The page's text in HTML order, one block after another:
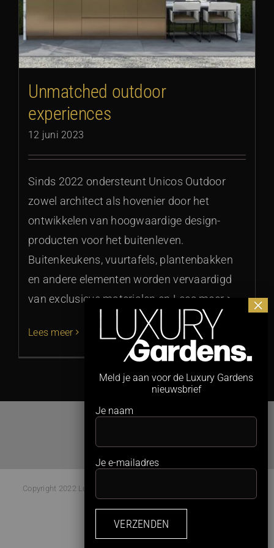
Unmatched outdoor
experiences
12 juni 2023
Sinds 2022 ondersteunt Unicos Outdoor
zowel architect als hovenier door het
ontwikkelen van hoogwaardige design-
producten voor het buitenleven.
Buitenkeukens, vuurtafels, plantenbakken
en andere elementen worden vervaardigd
van exclusieve materialen en Lees meer >
Lees meer
Copyright 2022 Luxury Gardens Magazine | All Rights Reserved |
Webdesign:Studio Kaboem!
Facebook
Instagram
Meld je aan voor de Luxury Gardens
nieuwsbrief
Je naam
Je e-mailadres